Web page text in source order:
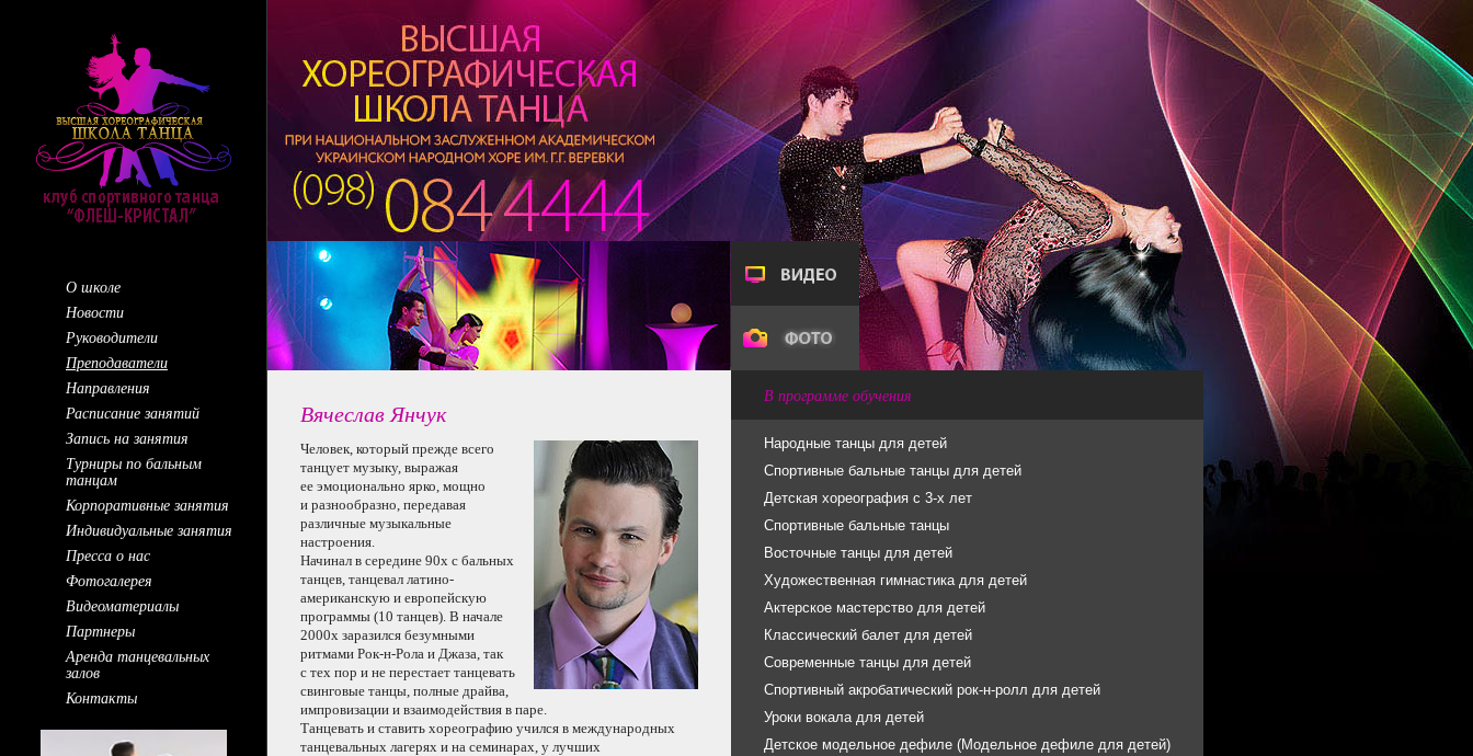
О школе
Новости
Руководители
Преподаватели
Направления
Расписание занятий
Запись на занятия
Турниры по бальным
танцам
Корпоративные занятия
Индивидуальные занятия
Пресса о нас
Фотогалерея
Видеоматериалы
Партнеры
Аренда танцевальных
залов
Контакты
Вячеслав Янчук
Человек, который прежде всего
танцует музыку, выражая
ее эмоционально ярко, мощно
и разнообразно, передавая
различные музыкальные
настроения.
Начинал в середине 90х с бальных
танцев, танцевал латино-
американскую и европейскую
программы (10 танцев). В начале
2000х заразился безумными
ритмами Рок-н-Рола и Джаза, так
с тех пор и не перестает танцевать
свинговые танцы, полные драйва,
импровизации и взаимодействия в паре.
Танцевать и ставить хореографию учился в международных
танцевальных лагерях и на семинарах, у лучших
В программе обучения
Народные танцы для детей
Спортивные бальные танцы для детей
Детская хореография с 3-х лет
Спортивные бальные танцы
Восточные танцы для детей
Художественная гимнастика для детей
Актерское мастерство для детей
Классический балет для детей
Современные танцы для детей
Спортивный акробатический рок-н-ролл для детей
Уроки вокала для детей
Детское модельное дефиле (Модельное дефиле для детей)